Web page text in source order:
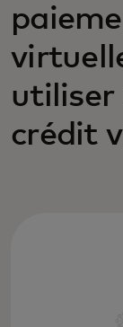
utiliser
crédit